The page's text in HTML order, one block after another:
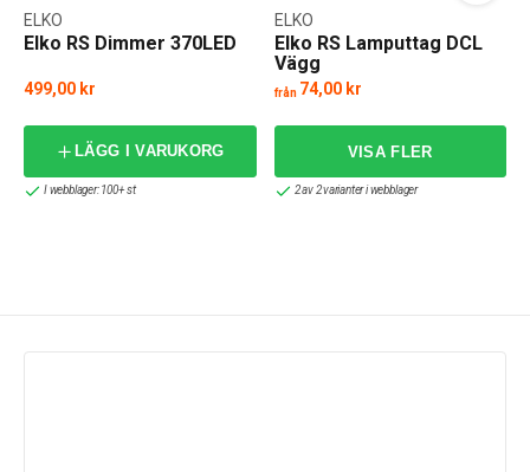
Elko RS Dimmer 370LED
ELKO
499,00 kr
LÄGG I VARUKORG
I webblager: 100+ st
Elko RS Lamputtag DCL
Vägg
ELKO
från 74,00 kr
2 av 2 varianter i webblager